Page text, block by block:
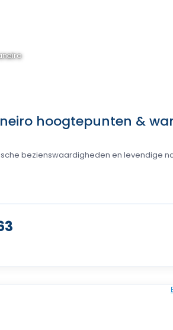
hoogtepunten &
bezienswaardigheden en levendige